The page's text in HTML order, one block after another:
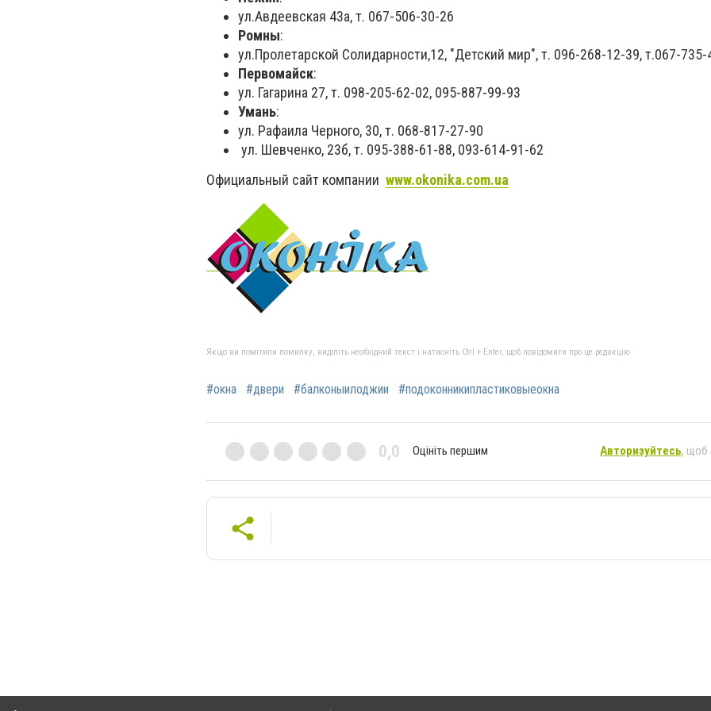
ул.Авдеевская 43а, т. 067-506-30-26
Ромны:
ул.Пролетарской Солидарности,12, "Детский мир", т. 096-268-12-39, т.067-735-
Первомайск:
ул. Гагарина 27, т. 098-205-62-02, 095-887-99-93
Умань:
ул. Рафаила Черного, 30, т. 068-817-27-90
ул. Шевченко, 23б, т. 095-388-61-88, 093-614-91-62
Официальный сайт компании www.okonika.com.ua
Якщо ви помітили помилку, виділіть необхідний текст і натисніть Ctrl + Enter, щоб повідомити про це редакцію
#окна #двери #балконыилоджии #подоконникипластиковыеокна
0,0 Оцініть першим Авторизуйтесь, щоб